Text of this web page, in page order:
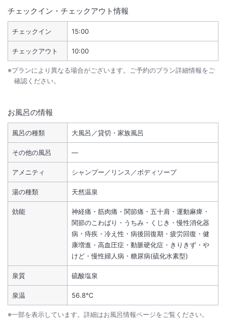
チェックイン・チェックアウト情報
チェックイン 15:00
チェックアウト 10:00
※プランにより異なる場合がございます。ご予約のプラン詳細情報をご
確認ください。
お風呂の情報
風呂の種類 大風呂／貸切・家族風呂
その他の風呂 ―
アメニティ シャンプー／リンス／ボディソープ
湯の種類 天然温泉
効能
神経痛・筋肉痛・関節痛・五十肩・運動麻痺・
関節のこわばり・うちみ・くじき・慢性消化器
病・痔疾・冷え性・病後回復期・疲労回復・健
康増進・高血圧症・動脈硬化症・きりきず・や
けど・慢性婦人病・糖尿病(硫化水素型)
泉質 硫酸塩泉
泉温 56.8℃
※一部を表示しています。詳細はお風呂情報ページをご覧ください。